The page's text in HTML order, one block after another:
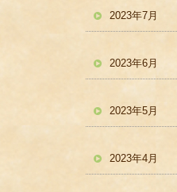
2023年7月
2023年6月
2023年5月
2023年4月